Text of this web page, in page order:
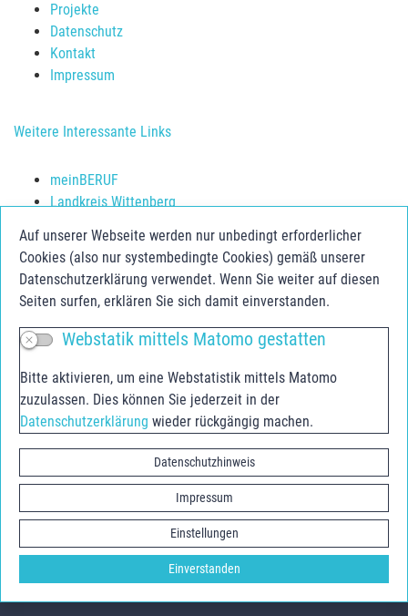
Auf unserer Webseite werden nur unbedingt erforderlicher
Cookies (also nur systembedingte Cookies) gemäß unserer
Datenschutzerklärung verwendet. Wenn Sie weiter auf diesen
Seiten surfen, erklären Sie sich damit einverstanden.
Webstatik mittels Matomo gestatten
Bitte aktivieren, um eine Webstatistik mittels Matomo
zuzulassen. Dies können Sie jederzeit in der
Datenschutzerklärung wieder rückgängig machen.
Datenschutzhinweis
Impressum
Einstellungen
Einverstanden
Projekte
Datenschutz
Kontakt
Impressum
Weitere Interessante Links
meinBERUF
Landkreis Wittenberg
Jugendberufsagentur Anhalt-Bitterfeld
Jugend.Berufs.Zentrum Dessau-Roßlau
Social Media
Facebook
Instagram
Youtube
Youtube Agentur für Arbeit
©2022 Landkreis Wittenberg